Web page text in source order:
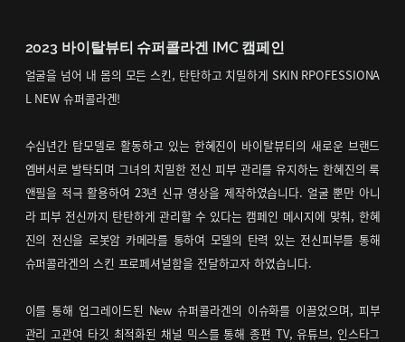
2023 바이탈뷰티 슈퍼콜라겐 IMC 캠페인
얼굴을 넘어 내 몸의 모든 스킨, 탄탄하고 치밀하게 SKIN RPOFESSIONA
L NEW 슈퍼콜라겐!
수십년간 탑모델로 활동하고 있는 한혜진이 바이탈뷰티의 새로운 브랜드
엠버서로 발탁되며 그녀의 치밀한 전신 피부 관리를 유지하는 한혜진의 룩
앤필을 적극 활용하여 23년 신규 영상을 제작하였습니다. 얼굴 뿐만 아니
라 피부 전신까지 탄탄하게 관리할 수 있다는 캠페인 메시지에 맞춰, 한혜
진의 전신을 로봇암 카메라를 통하여 모델의 탄력 있는 전신피부를 통해
슈퍼콜라겐의 스킨 프로페셔널함을 전달하고자 하였습니다.
이를 통해 업그레이드된 New 슈퍼콜라겐의 이슈화를 이끌었으며, 피부
관리 고관여 타깃 최적화된 채널 믹스를 통해 종편 TV, 유튜브, 인스타그